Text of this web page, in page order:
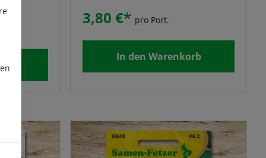
hat
nach der
F1“
Sie kein
haben
und eine
für
im
nach
Sie
des
eine schmackhafte und bitterfreie
Salatgurke! Bei Sonja handelt es sich
3,80 €* pro Port.
In den Warenkorb